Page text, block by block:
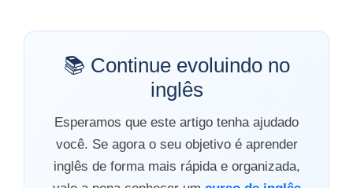
📚 Continue evoluindo no
inglês
Esperamos que este artigo tenha ajudado
você. Se agora o seu objetivo é aprender
inglês de forma mais rápida e organizada,